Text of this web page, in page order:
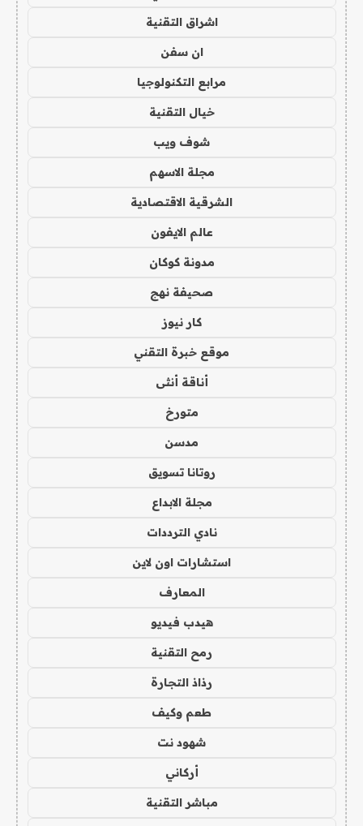
اشراق التقنية
ان سفن
مرابع التكنولوجيا
خيال التقنية
شوف ويب
مجلة الاسهم
الشرقية الاقتصادية
عالم الايفون
مدونة كوكان
صحيفة نهج
كار نيوز
موقع خبرة التقني
أناقة أنثى
متورخ
مدسن
روتانا تسويق
مجلة الابداع
نادي الترددات
استشارات اون لاين
المعارف
هيدب فيديو
رمح التقنية
رذاذ التجارة
طعم وكيف
شهود نت
أركاني
مباشر التقنية